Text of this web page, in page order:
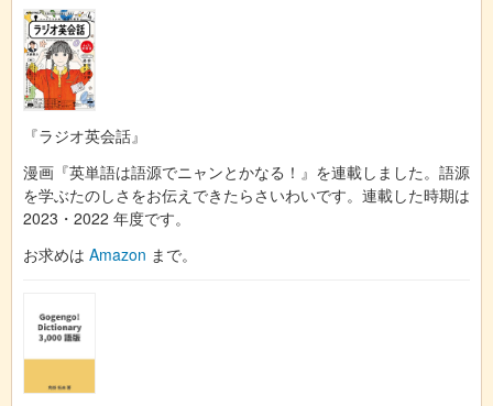
『ラジオ英会話』
漫画『英単語は語源でニャンとかなる！』を連載しました。語源
を学ぶたのしさをお伝えできたらさいわいです。連載した時期は
2023・2022 年度です。
お求めは Amazon まで。